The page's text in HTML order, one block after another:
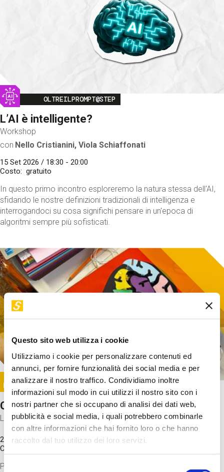
Questo sito web utilizza i cookie
Utilizziamo i cookie per personalizzare contenuti ed
annunci, per fornire funzionalità dei social media e per
analizzare il nostro traffico. Condividiamo inoltre
informazioni sul modo in cui utilizzi il nostro sito con i
nostri partner che si occupano di analisi dei dati web,
pubblicità e social media, i quali potrebbero combinarle
con altre informazioni che hai fornito loro o che hanno
raccolto dal tuo utilizzo dei loro servizi.
Selezione
Image
OLTREILPROMPT@STEP
L’AI è intelligente?
Workshop
con Nello Cristianini, Viola Schiaffonati
15 Set 2026 / 18:30 - 20:00
Costo
gratuito
In questo primo incontro esploreremo la natura stessa dell'AI,
sfidando le nostre definizioni tradizionali di intelligenza e
interrogandoci su cosa significhi pensare in un'epoca di
algoritmi sempre più sofisticati.
Image
SUNDAY@STEP
Come funziona il cervello?
Laboratorio
20 Set 2026 / 11:15 - 13:00
Costo
Proveremo a costruire un cervello in cartoncino cercando di